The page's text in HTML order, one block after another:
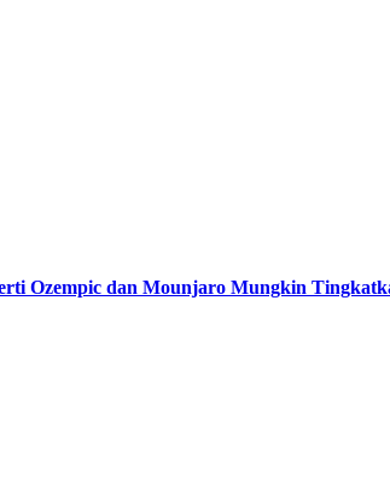
Ozempic dan Mounjaro Mungkin